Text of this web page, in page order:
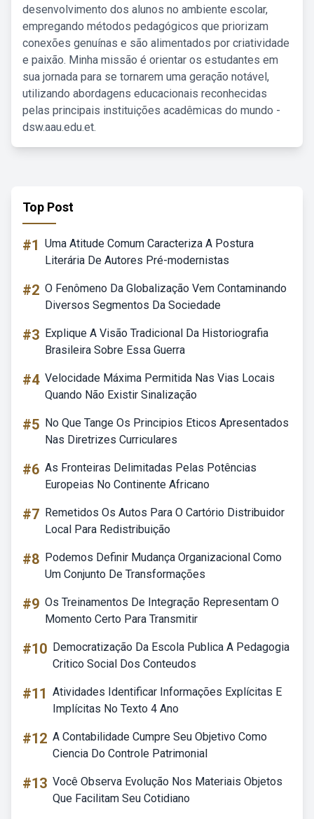
desenvolvimento dos alunos no ambiente escolar,
empregando métodos pedagógicos que priorizam
conexões genuínas e são alimentados por criatividade
e paixão. Minha missão é orientar os estudantes em
sua jornada para se tornarem uma geração notável,
utilizando abordagens educacionais reconhecidas
pelas principais instituições acadêmicas do mundo -
dsw.aau.edu.et.
Top Post
#1 Uma Atitude Comum Caracteriza A Postura
Literária De Autores Pré-modernistas
#2 O Fenômeno Da Globalização Vem Contaminando
Diversos Segmentos Da Sociedade
#3 Explique A Visão Tradicional Da Historiografia
Brasileira Sobre Essa Guerra
#4 Velocidade Máxima Permitida Nas Vias Locais
Quando Não Existir Sinalização
#5 No Que Tange Os Principios Eticos Apresentados
Nas Diretrizes Curriculares
#6 As Fronteiras Delimitadas Pelas Potências
Europeias No Continente Africano
#7 Remetidos Os Autos Para O Cartório Distribuidor
Local Para Redistribuição
#8 Podemos Definir Mudança Organizacional Como
Um Conjunto De Transformações
#9 Os Treinamentos De Integração Representam O
Momento Certo Para Transmitir
#10 Democratização Da Escola Publica A Pedagogia
Critico Social Dos Conteudos
#11 Atividades Identificar Informações Explícitas E
Implícitas No Texto 4 Ano
#12 A Contabilidade Cumpre Seu Objetivo Como
Ciencia Do Controle Patrimonial
#13 Você Observa Evolução Nos Materiais Objetos
Que Facilitam Seu Cotidiano